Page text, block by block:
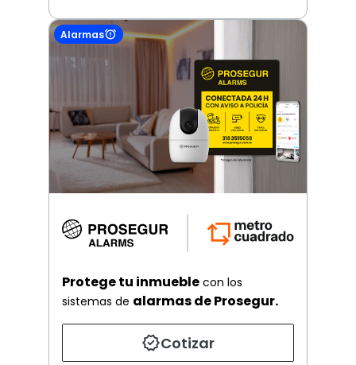
Alarmas
Protege tu inmueble con los
sistemas de alarmas de Prosegur.
Cotizar